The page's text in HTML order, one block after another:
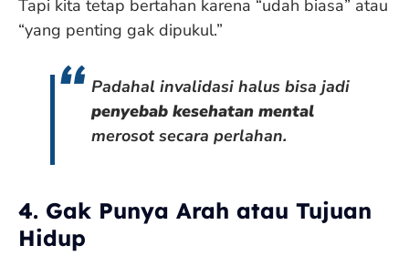
Tapi kita tetap bertahan karena “udah biasa” atau
“yang penting gak dipukul.”
Padahal invalidasi halus bisa jadi
penyebab kesehatan mental
merosot secara perlahan.
4. Gak Punya Arah atau Tujuan
Hidup